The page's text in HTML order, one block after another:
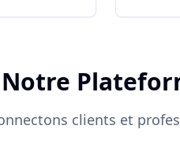
Notre
clients et